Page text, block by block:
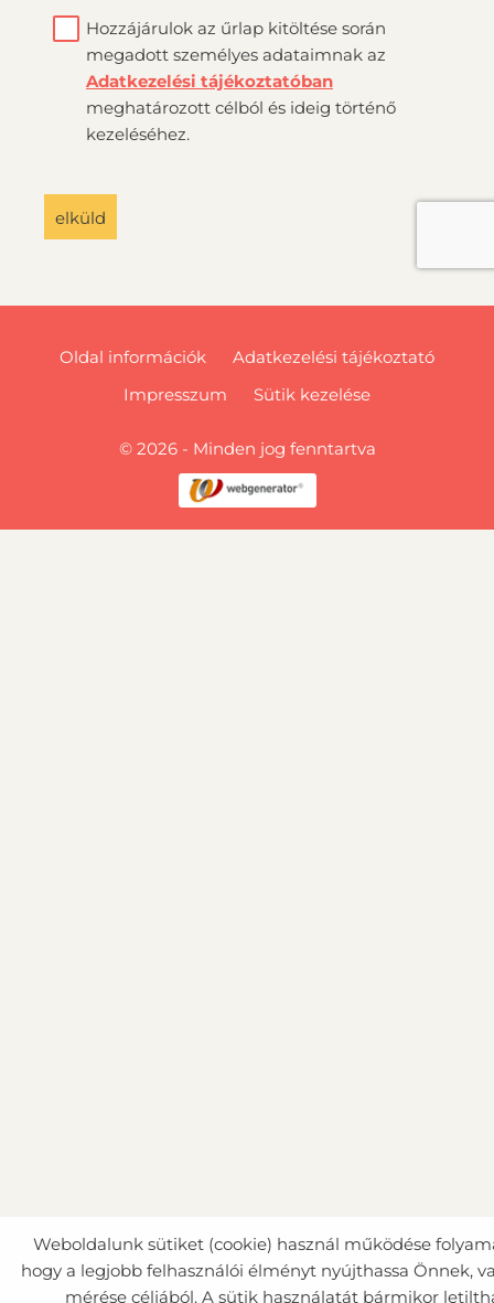
Hozzájárulok az űrlap kitöltése során
megadott személyes adataimnak az
Adatkezelési tájékoztatóban
meghatározott célból és ideig történő
kezeléséhez.
elküld
© 2026 - Minden jog fenntartva
Oldal információk
Adatkezelési tájékoztató
Impresszum
Sütik kezelése
Weboldalunk sütiket (cookie) használ működése
hogy a legjobb felhasználói élményt nyújthassa Önnek,
mérése céljából. A sütik használatát bármikor